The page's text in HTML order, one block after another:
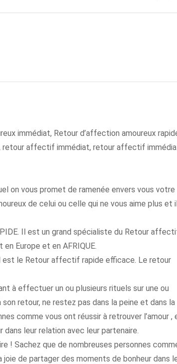
immédiat, Retour d’affection amoureux
retour affectif immédiat, retour affectif
on vous promet de ramenée envers vous votre
de celui ou celle qui ne vous aime plus et
Il est un grand spécialiste du Retour
Europe et en AFRIQUE.
est le Retour affectif rapide efficace. Le retour
à effectuer un ou plusieurs rituels sur une ou
retour, ne restez pas dans la peine et dans la
comme vous ont réussir à retrouver l’amour ,
leur relation avec leur partenaire.
! Sachez que de nombreuses personnes
de partager des moments de bonheur dans